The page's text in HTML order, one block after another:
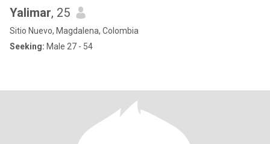
Yalimar, 25
Sitio Nuevo, Magdalena, Colombia
Seeking: Male 27 - 54